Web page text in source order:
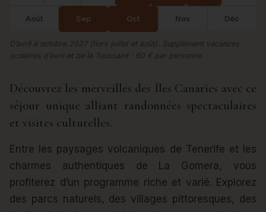
Août Sep Oct Nov Déc
D’avril à octobre 2027 (hors juillet et août). Supplément vacances
scolaires d’avril et de la Toussaint : 60 € par personne.
Découvrez les merveilles des Îles Canaries avec ce
séjour unique alliant randonnées spectaculaires
et visites culturelles.
Entre les paysages volcaniques de Tenerife et les
charmes authentiques de La Gomera, vous
profiterez d’un programme riche et varié. Explorez
des parcs naturels, des villages pittoresques, des